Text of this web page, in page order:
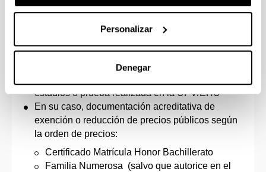
Personalizar
Denegar
estudiante.
D.N.I / Documento acreditativo de identidad
fotocopia y original de la certificación académica
personal de la prueba o estudios que te han
estudios o prueba realizada en la UPV/EHU
En su caso, documentación acreditativa de
exención o reducción de precios públicos según
la orden de precios:
Certificado Matrícula Honor Bachillerato
Familia Numerosa (salvo que autorice en el